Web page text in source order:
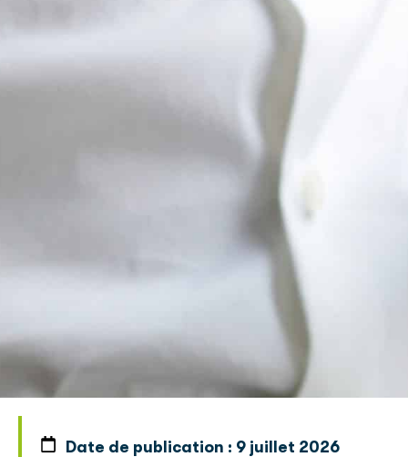
Date de publication : 9 juillet 2026